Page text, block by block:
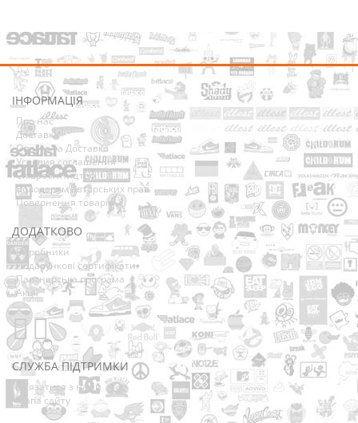
ІНФОРМАЦІЯ
Про нас
Доставка
Оплата та Доставка
Условия соглашения
Співробітництво
Володарям авторських прав
Повернення товарів
ДОДАТКОВО
Виробники
Подарункові сертифікати
Партнерська програма
Акції
СЛУЖБА ПІДТРИМКИ
Зв’язатися з нами
Мапа сайту